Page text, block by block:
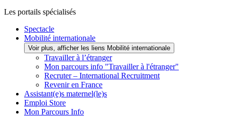
Les portails spécialisés
Spectacle
Mobilité internationale
Voir plus, afficher les liens Mobilité internationale
Travailler à l’étranger
Mon parcours info "Travailler à l'étranger"
Recruter – International Recruitment
Revenir en France
Assistant(e)s maternel(le)s
Emploi Store
Mon Parcours Info